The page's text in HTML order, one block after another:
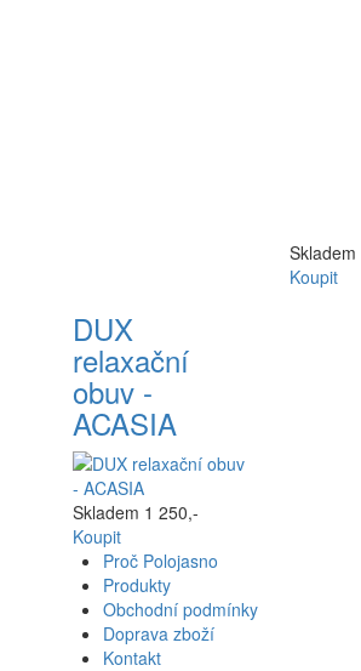
Skladem
Koupit
DUX
relaxační
obuv -
ACASIA
Skladem 1 250,-
Koupit
Proč Polojasno
Produkty
Obchodní podmínky
Doprava zboží
Kontakt